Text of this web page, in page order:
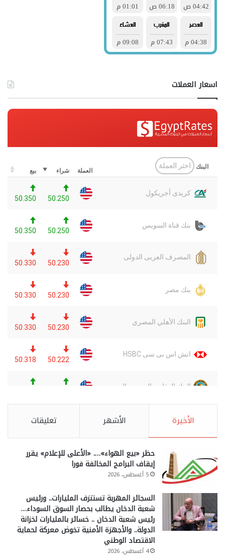
اسعار العملات
الأخيرة الأشهر تعليقات
حظر «بيع الهواء»…. «الأعلى للإعلام» يقرر
إيقاف البرامج المخالفة فورا
5 أغسطس، 2026
السجائر المهربة تستنزف المليارات.. ورئيس
شعبة الدخان يطالب بحصار السوق السوداء…
رئيس شعبة الدخان .. خسائر بالمليارات لخزانة
الدولة.. والأجهزة الأمنية تخوض معركة لحماية
الاقتصاد الوطني
4 أغسطس، 2026